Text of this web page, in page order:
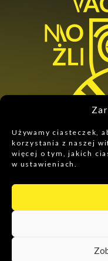
Używamy ciasteczek,
korzystania z naszej
więcej o tym, jakich
w ustawieniach.